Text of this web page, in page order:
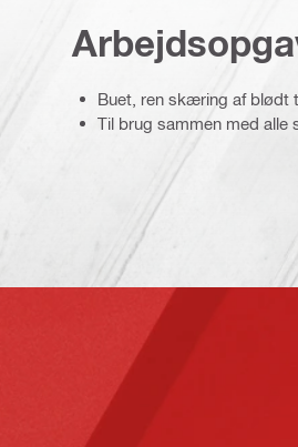
Buet, ren skæring af blødt
Til brug sammen med alle